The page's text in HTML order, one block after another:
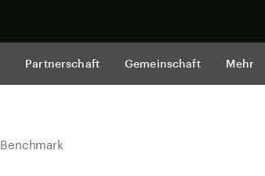
Partnerschaft Gemeinschaft Mehr
Benchmark